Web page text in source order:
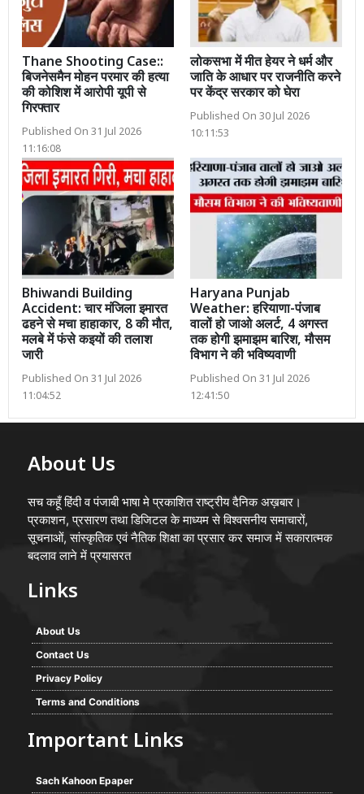
Thane Shooting Case::
बिजनेसमैन मोहन परमार की हत्या
की कोशिश में आरोपी यूपी से
गिरफ्तार
Published On 31 Jul 2026
11:16:08
लोकसभा में मीत हेयर ने धर्म और
जाति के आधार पर राजनीति करने
पर केंद्र सरकार को घेरा
Published On 30 Jul 2026
10:11:53
Bhiwandi Building
Accident: चार मंजिला इमारत
ढहने से मचा हाहाकार, 8 की मौत,
मलबे में फंसे कइयों की तलाश
जारी
Published On 31 Jul 2026
11:04:52
Haryana Punjab
Weather: हरियाणा-पंजाब
वालों हो जाओ अलर्ट, 4 अगस्त
तक होगी झमाझम बारिश, मौसम
विभाग ने की भविष्यवाणी
Published On 31 Jul 2026
12:41:50
About Us
सच कहूँ हिंदी व पंजाबी भाषा मे प्रकाशित राष्ट्रीय दैनिक अख़बार।
प्रकाशन, प्रसारण तथा डिजिटल के माध्यम से विश्वसनीय समाचारों,
सूचनाओं, सांस्कृतिक एवं नैतिक शिक्षा का प्रसार कर समाज में सकारात्मक
बदलाव लाने में प्रयासरत
Links
About Us
Contact Us
Privacy Policy
Terms and Conditions
Important Links
Sach Kahoon Epaper